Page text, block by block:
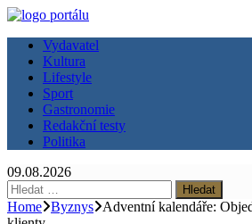
Vydavatel
Kultura
Lifestyle
Sport
Gastronomie
Redakční testy
Politika
09.08.2026
Vyhledávání
Home Byznys
Adventní kalendáře: